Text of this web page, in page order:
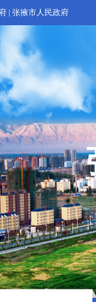
| 张掖市人民政府